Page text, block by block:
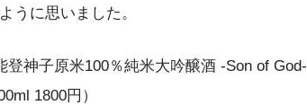
うに思いました。
登神子原米100％純米大吟醸酒 -Son of God-
1800円）